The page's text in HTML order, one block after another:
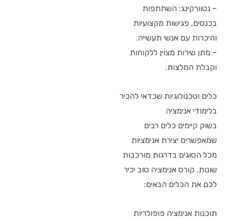
– נטוורקינג: השתתפות
בכנסים, פגישות מקצועיות
והיכרות עם אנשי תעשייה.
– מתן שירות מצוין ללקוחות
וקבלת המלצות.
כלים וטכנולוגיות שכדאי להכיר
בלימודי אנימציה
בשוק קיימים כלים רבים
שמאפשרים יצירת אנימציות
מכל הסוגים בדרגות מורכבות
שונות. קורס אנימציה טוב יכיר
לכם את הכלים הבאים:
תוכנות אנימציה פופולריות